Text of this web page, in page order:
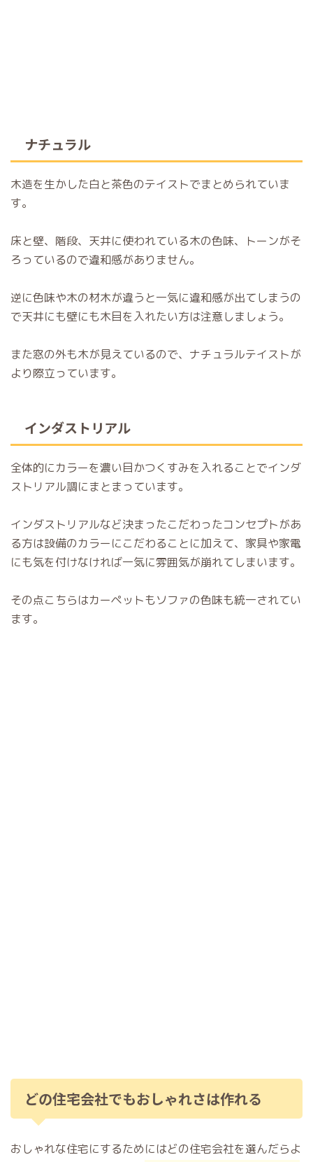
ナチュラル
木造を生かした白と茶色のテイストでまとめられていま
す。
床と壁、階段、天井に使われている木の色味、トーンがそ
ろっているので違和感がありません。
逆に色味や木の材木が違うと一気に違和感が出てしまうの
で天井にも壁にも木目を入れたい方は注意しましょう。
また窓の外も木が見えているので、ナチュラルテイストが
より際立っています。
インダストリアル
全体的にカラーを濃い目かつくすみを入れることでインダ
ストリアル調にまとまっています。
インダストリアルなど決まったこだわったコンセプトがあ
る方は設備のカラーにこだわることに加えて、家具や家電
にも気を付けなければ一気に雰囲気が崩れてしまいます。
その点こちらはカーペットもソファの色味も統一されてい
ます。
どの住宅会社でもおしゃれさは作れる
おしゃれな住宅にするためにはどの住宅会社を選んだらよ